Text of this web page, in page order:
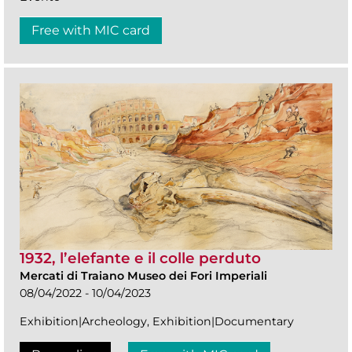
Free with MIC card
1932, l’elefante e il colle perduto
Mercati di Traiano Museo dei Fori Imperiali
08/04/2022 - 10/04/2023
Exhibition|Archeology, Exhibition|Documentary